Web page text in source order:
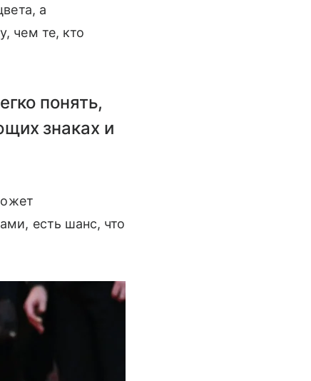
а
чем те, кто
понять,
знаках и
есть шанс, что